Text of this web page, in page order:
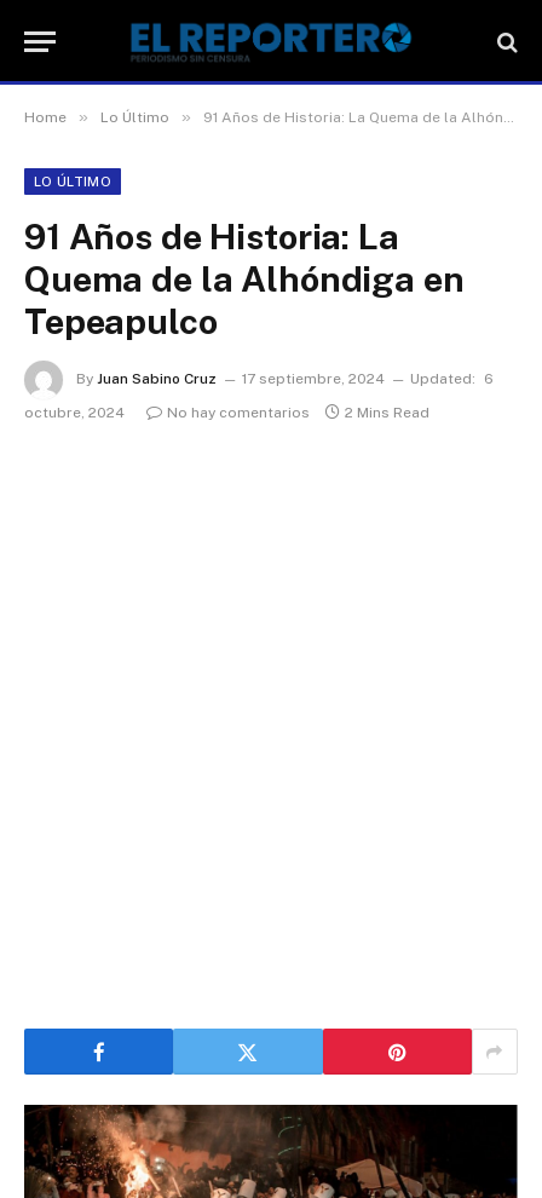
Home » Lo Último » 91 Años de Historia: La Quema de la Alhóndiga en Tepeapulco
LO ÚLTIMO
91 Años de Historia: La
Quema de la Alhóndiga en
Tepeapulco
By Juan Sabino Cruz 17 septiembre, 2024 Updated:
6
octubre, 2024
No hay comentarios 2 Mins Read